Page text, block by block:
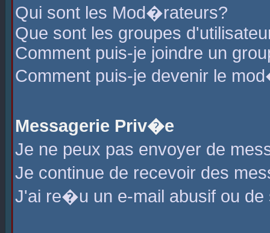
Qui sont les Mod�rateurs?
Que sont les groupes
Comment puis-je joindre un
Comment puis-je devenir le
Messagerie Priv�e
Je ne peux pas envoyer de
Je continue de recevoir des
J'ai re�u un e-mail abusif ou de